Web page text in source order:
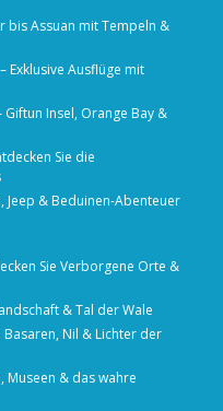
bis Assuan mit Tempeln &
Exklusive Ausflüge mit
Insel, Orange Bay &
Sie die
Jeep & Beduinen-Abenteuer
Sie Verborgene Orte &
& Tal der Wale
Nil & Lichter der
Museen & das wahre